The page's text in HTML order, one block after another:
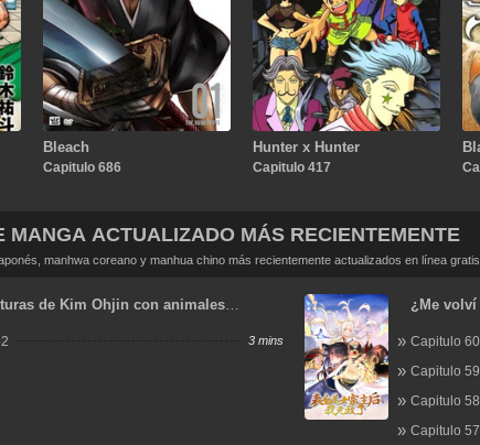
Bleach
Capitulo 686
Hunter x Hunter
Capitulo 417
MANGA ACTUALIZADO MÁS RECIENTEMENTE
manhwa coreano y manhua chino más recientemente actualizados en línea
de Kim Ohjin con animales
3 mins
¿Me volví
Capitulo 60
Capitulo 59
Capitulo 58
Capitulo 57